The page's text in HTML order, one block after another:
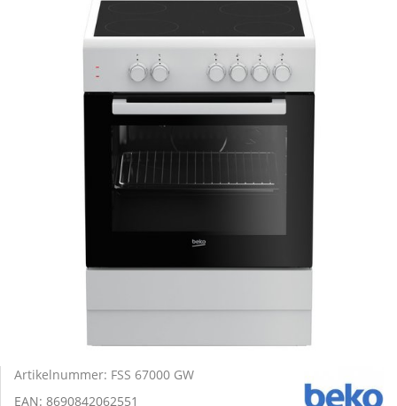
Artikelnummer: FSS 67000 GW
EAN: 8690842062551